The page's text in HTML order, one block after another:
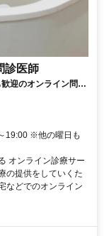
診医師
迎のオンライン問診
19:00 ※他の曜日も
オンライン診療サー
の提供をしていくた
などでのオンライン